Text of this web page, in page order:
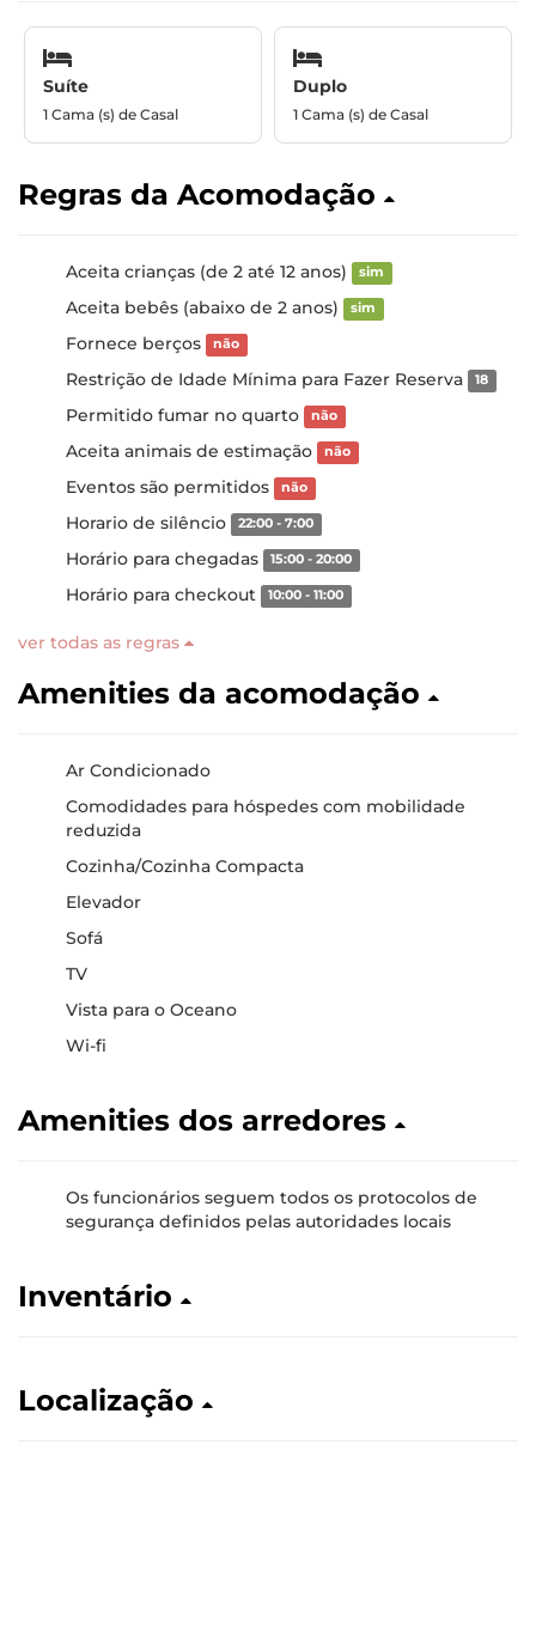
Suíte
1 Cama (s) de Casal
Duplo
1 Cama (s) de Casal
Regras da Acomodação
Aceita crianças (de 2 até 12 anos) sim
Aceita bebês (abaixo de 2 anos) sim
Fornece berços não
Restrição de Idade Mínima para Fazer Reserva 18
Permitido fumar no quarto não
Aceita animais de estimação não
Eventos são permitidos não
Horario de silêncio 22:00 - 7:00
Horário para chegadas 15:00 - 20:00
Horário para checkout 10:00 - 11:00
ver todas as regras
Amenities da acomodação
Ar Condicionado
Comodidades para hóspedes com mobilidade
reduzida
Cozinha/Cozinha Compacta
Elevador
Sofá
TV
Vista para o Oceano
Wi-fi
Amenities dos arredores
Os funcionários seguem todos os protocolos de
segurança definidos pelas autoridades locais
Inventário
Localização